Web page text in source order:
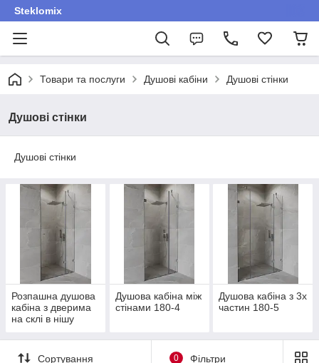
Steklomix
Товари та послуги Душові кабіни Душові стінки
Душові стінки
Душові стінки
Розпашна душова
кабіна з дверима
на склі в нішу
Душова кабіна між
стінами 180-4
Душова кабіна з 3х
частин 180-5
Сортування 0 Фільтри